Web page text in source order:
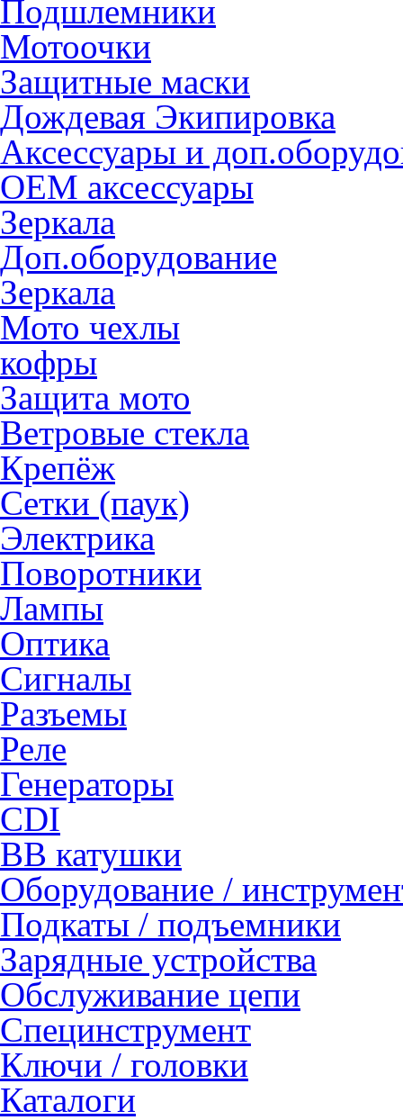
Подшлемники
Мотоочки
Защитные маски
Дождевая Экипировка
Аксессуары и
OEM аксессуары
Зеркала
Доп.оборудование
Зеркала
Мото чехлы
кофры
Защита мото
Ветровые стекла
Крепёж
Сетки (паук)
Электрика
Поворотники
Лампы
Оптика
Сигналы
Разъемы
Реле
Генераторы
CDI
ВВ катушки
Оборудование /
Подкаты / подъемники
Зарядные устройства
Обслуживание цепи
Специнструмент
Ключи / головки
Каталоги